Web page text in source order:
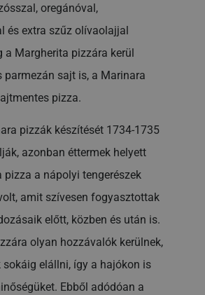
oregánóval,
és extra szűz olívaolajjal
a Margherita pizzára kerül
parmezán sajt is, a Marinara
pizza.
pizzák készítését 1734-1735
azonban éttermek helyett
pizza a nápolyi tengerészek
amit szívesen fogyasztottak
előtt, közben és után is.
olyan hozzávalók kerülnek,
sokáig elállni, így a hajókon is
Ebből adódóan a